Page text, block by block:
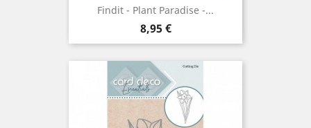
Findit - Plant Paradise -...
Prix
8,95 €